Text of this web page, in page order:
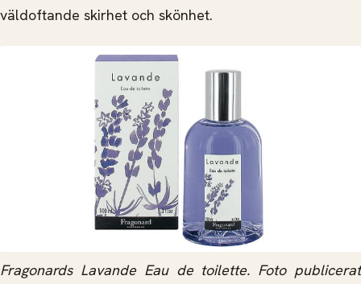
väldoftande skirhet och skönhet.
Fragonards Lavande Eau de toilette. Foto publicerat